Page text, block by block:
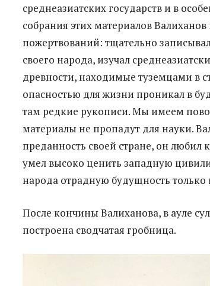
среднеазиатских государств и в
собрания этих материалов
пожертвований: тщательно
своего народа, изучал
древности, находимые туземцами в
опасностью для жизни проникал в
там редкие рукописи. Мы имеем
материалы не пропадут для науки.
преданность своей стране, он любил
умел высоко ценить западную
народа отрадную будущность только
После кончины Валиханова, в ауле
построена сводчатая гробница.